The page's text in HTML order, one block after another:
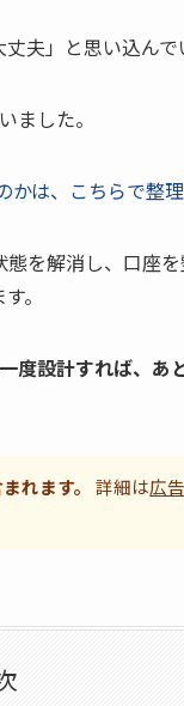
夫」と思い込んで
ました。
かは、こちらで整
を解消し、口座
。
設計すれば、あ
れます。 詳細は広